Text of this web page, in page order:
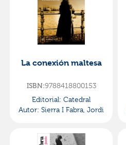
La conexión maltesa
ISBN:9788418800153
Editorial: Catedral
Autor: Sierra I Fabra, Jordi